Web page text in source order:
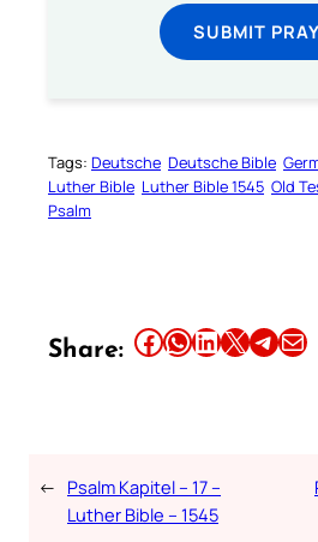
SUBMIT
Tags: Deutsche Deutsche Bible
Luther Bible Luther Bible 1545 Old
Psalm
Share: Share this article on Facebook Share this article on WhatsApp Share this article on LinkedIn Share this article on X Share this article on TelegramEmail this Article
← Psalm Kapitel – 17 –
Luther Bible – 1545